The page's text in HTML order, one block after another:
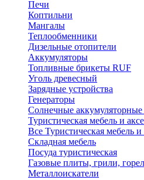
Печи
Коптильни
Мангалы
Теплообменники
Дизельные отопители
Аккумуляторы
Топливные брикеты RUF
Уголь древесный
Зарядные устройства
Генераторы
Солнечные аккумуляторные
Туристическая мебель и
Все Туристическая мебель и
Складная мебель
Посуда туристическая
Газовые плиты, грили,
Металлоискатели